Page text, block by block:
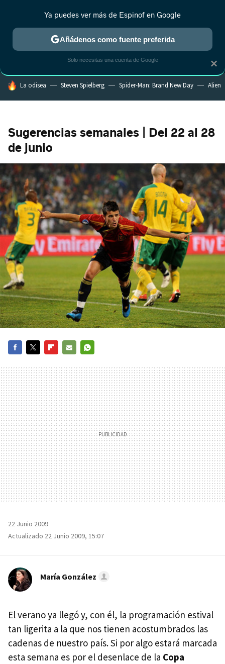
MENÚ NUEVO
ESTRENOS REALITY ANIME RANKINGS CINE
HOY SE HABLA DE
La odisea Steven Spielberg Spider-Man: Brand New Day Alien
Sugerencias semanales | Del 22 al 28
de junio
MAIL
22 Junio 2009
Actualizado 22 Junio 2009, 15:07
María González
El verano ya llegó y, con él, la programación estival
tan ligerita a la que nos tienen acostumbrados las
cadenas de nuestro país. Si por algo estará marcada
esta semana es por el desenlace de la Copa
×
Ya puedes ver más de Espinof en Google
Añádenos como fuente preferida
Solo necesitas una cuenta de Google